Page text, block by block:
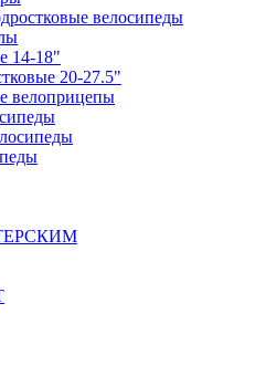
велосипеды
14-18"
20-27.5"
велоприцепы